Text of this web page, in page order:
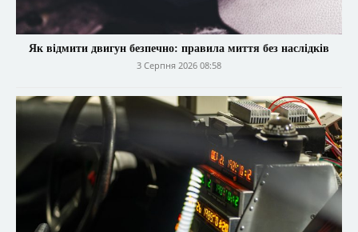
Як відмити двигун безпечно: правила миття без наслідків
3 Серпня 2026 08:58